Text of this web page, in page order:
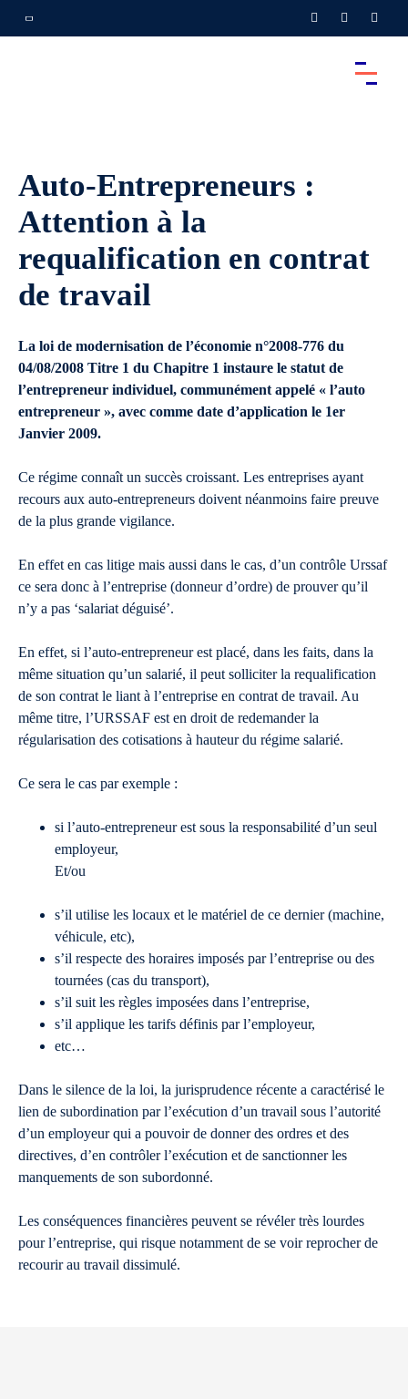
Auto-Entrepreneurs :
Attention à la
requalification en contrat
de travail
La loi de modernisation de l’économie n°2008-776 du
04/08/2008 Titre 1 du Chapitre 1 instaure le statut de
l’entrepreneur individuel, communément appelé « l’auto
entrepreneur », avec comme date d’application le 1er
Janvier 2009.
Ce régime connaît un succès croissant. Les entreprises ayant
recours aux auto-entrepreneurs doivent néanmoins faire preuve
de la plus grande vigilance.
En effet en cas litige mais aussi dans le cas, d’un contrôle Urssaf
ce sera donc à l’entreprise (donneur d’ordre) de prouver qu’il
n’y a pas ‘salariat déguisé’.
En effet, si l’auto-entrepreneur est placé, dans les faits, dans la
même situation qu’un salarié, il peut solliciter la requalification
de son contrat le liant à l’entreprise en contrat de travail. Au
même titre, l’URSSAF est en droit de redemander la
régularisation des cotisations à hauteur du régime salarié.
Ce sera le cas par exemple :
si l’auto-entrepreneur est sous la responsabilité d’un seul
employeur,
Et/ou
s’il utilise les locaux et le matériel de ce dernier (machine,
véhicule, etc),
s’il respecte des horaires imposés par l’entreprise ou des
tournées (cas du transport),
s’il suit les règles imposées dans l’entreprise,
s’il applique les tarifs définis par l’employeur,
etc…
Dans le silence de la loi, la jurisprudence récente a caractérisé le
lien de subordination par l’exécution d’un travail sous l’autorité
d’un employeur qui a pouvoir de donner des ordres et des
directives, d’en contrôler l’exécution et de sanctionner les
manquements de son subordonné.
Les conséquences financières peuvent se révéler très lourdes
pour l’entreprise, qui risque notamment de se voir reprocher de
recourir au travail dissimulé.